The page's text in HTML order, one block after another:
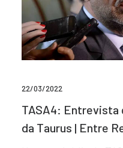
22/03/2022
TASA4: Entrevista
da Taurus | Entre